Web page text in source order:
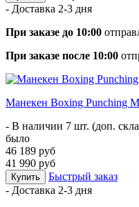
- Доставка 2-3 дня
При заказе до 10:00
При заказе после 10:00
Манекен Boxing Punching
- В наличии 7 шт. (доп.
было
46 189 руб
41 990 руб
Купить
Быстрый заказ
- Доставка 2-3 дня